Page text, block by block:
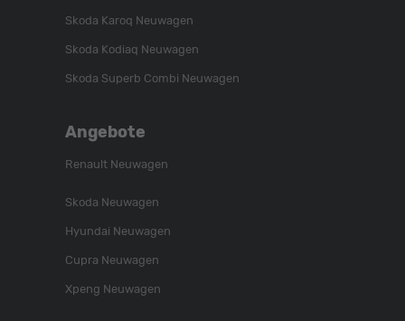
Skoda Karoq Neuwagen
Skoda Kodiaq Neuwagen
Skoda Superb Combi Neuwagen
Angebote
Renault Neuwagen
Skoda Neuwagen
Hyundai Neuwagen
Cupra Neuwagen
Xpeng Neuwagen